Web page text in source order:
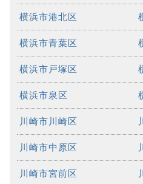
横浜市港北区
横浜市青葉区
横浜市戸塚区
横浜市泉区
川崎市川崎区
川崎市中原区
川崎市宮前区